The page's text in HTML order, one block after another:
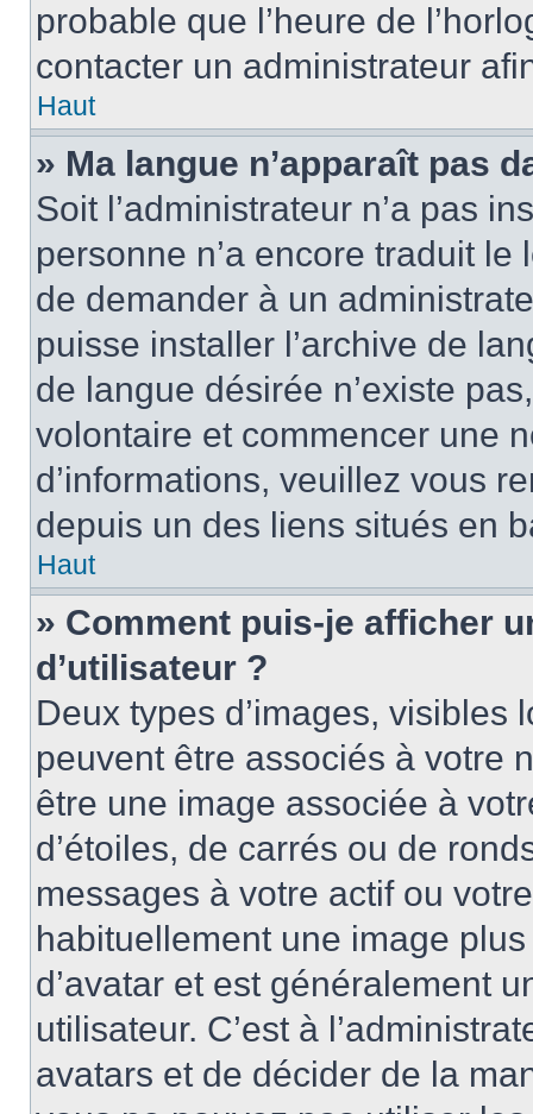
probable que l’heure de
contacter un administrateur
Haut
» Ma langue n’apparaît pas
Soit l’administrateur n’a pas
personne n’a encore traduit
de demander à un
puisse installer l’archive de
de langue désirée n’existe
volontaire et commencer une
d’informations, veuillez vous
depuis un des liens situés en
Haut
» Comment puis-je afficher
d’utilisateur ?
Deux types d’images,
peuvent être associés à votre
être une image associée à
d’étoiles, de carrés ou de
messages à votre actif ou
habituellement une image
d’avatar et est généralement
utilisateur. C’est à
avatars et de décider de la